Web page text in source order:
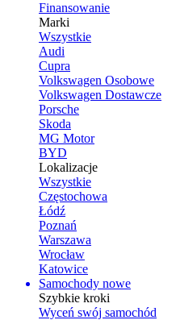
Finansowanie
Marki
Wszystkie
Audi
Cupra
Volkswagen Osobowe
Volkswagen Dostawcze
Porsche
Skoda
MG Motor
BYD
Lokalizacje
Wszystkie
Częstochowa
Łódź
Poznań
Warszawa
Wrocław
Katowice
Samochody nowe
Szybkie kroki
Wyceń swój samochód